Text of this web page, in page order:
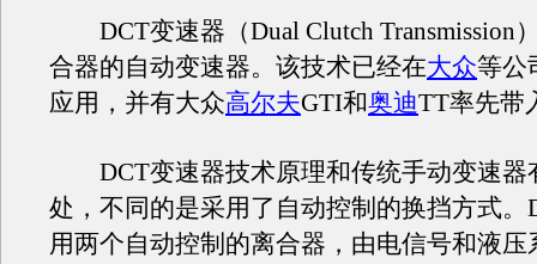
DCT变速器（Dual Clutch Transmission
合器的自动变速器。该技术已经在大众等公
应用，并有大众高尔夫GTI和奥迪TT率先带
DCT变速器技术原理和传统手动变速器
处，不同的是采用了自动控制的换挡方式。
用两个自动控制的离合器，由电信号和液压